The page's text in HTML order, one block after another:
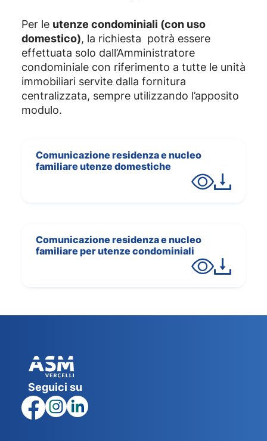
Per le utenze condominiali (con uso
domestico), la richiesta potrà essere
effettuata solo dall’Amministratore
condominiale con riferimento a tutte le unità
immobiliari servite dalla fornitura
centralizzata, sempre utilizzando l’apposito
modulo.
Comunicazione residenza e nucleo
familiare utenze domestiche
Comunicazione residenza e nucleo
familiare per utenze condominiali
Seguici su